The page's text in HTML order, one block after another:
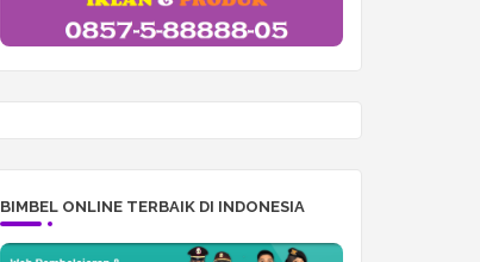
BIMBEL ONLINE TERBAIK DI INDONESIA